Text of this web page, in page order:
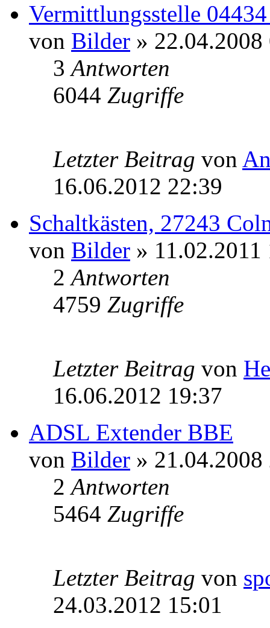
Vermittlungsstelle
von Bilder » 22.04.2008
3Antworten
6044 Zugriffe
Letzter Beitrag von
16.06.2012 22:39
Schaltkästen, 27243
von Bilder » 11.02.2011
2Antworten
4759 Zugriffe
Letzter Beitrag von
16.06.2012 19:37
ADSL Extender BBE
von Bilder » 21.04.2008
2Antworten
5464 Zugriffe
Letzter Beitrag von
24.03.2012 15:01